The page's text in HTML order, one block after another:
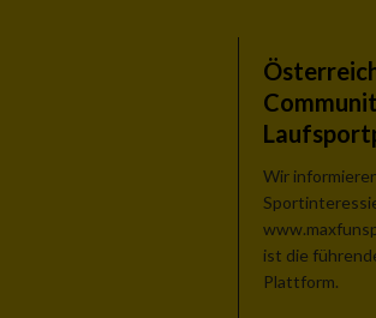
Wir
ist die
Plattform.